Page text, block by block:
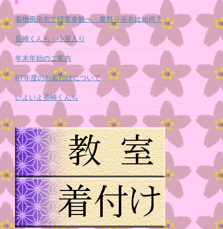
着物風浴衣で授業参観へ・夏祭り浴衣は如何？
長崎くんち・小屋入り
年末年始のご案内
R7年度のお着付けについて
いよいよ長崎くんち